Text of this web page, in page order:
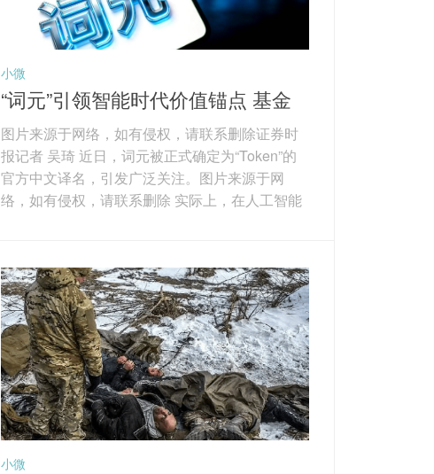
小微
“词元”引领智能时代价值锚点 基金
经理踏浪掘金产业链机遇
图片来源于网络，如有侵权，请联系删除证券时
报记者 吴琦 近日，词元被正式确定为“Token”的
官方中文译名，引发广泛关注。图片来源于网
络，如有侵权，请联系删除 实际上，在人工智能
Models（世界模型）等科技名词已接连涌现。在
此背景下，持续迭代自身的认知也成为了基金经
理在科技投资中不可回避的宿命。接受证券时报
记者采访的基金经理普遍表示，在新事物浪潮
中，唯有通过持续学...
小微